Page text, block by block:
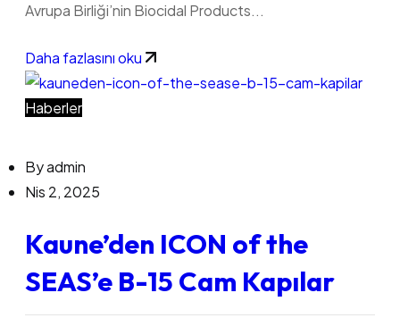
Avrupa Birliği’nin Biocidal Products...
Daha fazlasını oku
Haberler
Byadmin
Nis 2, 2025
Kaune’den ICON of the
SEAS’e B-15 Cam Kapılar